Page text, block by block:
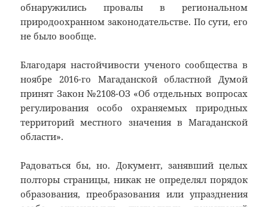
обнаружились провалы в региональном
природоохранном законодательстве. По сути, его
не было вообще.
Благодаря настойчивости ученого сообщества в
ноябре 2016-го Магаданской областной Думой
принят Закон №2108-ОЗ «Об отдельных вопросах
регулирования особо охраняемых природных
территорий местного значения в Магаданской
области».
Радоваться бы, но. Документ, занявший целых
полторы страницы, никак не определял порядок
образования, преобразования или упразднения